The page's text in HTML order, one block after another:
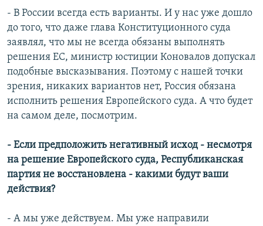
- В России всегда есть варианты. И у нас уже дошло
до того, что даже глава Конституционного суда
заявлял, что мы не всегда обязаны выполнять
решения ЕС, министр юстиции Коновалов допускал
подобные высказывания. Поэтому с нашей точки
зрения, никаких вариантов нет, Россия обязана
исполнить решения Европейского суда. А что будет
на самом деле, посмотрим.
- Если предположить негативный исход - несмотря
на решение Европейского суда, Республиканская
партия не восстановлена - какими будут ваши
действия?
- А мы уже действуем. Мы уже направили